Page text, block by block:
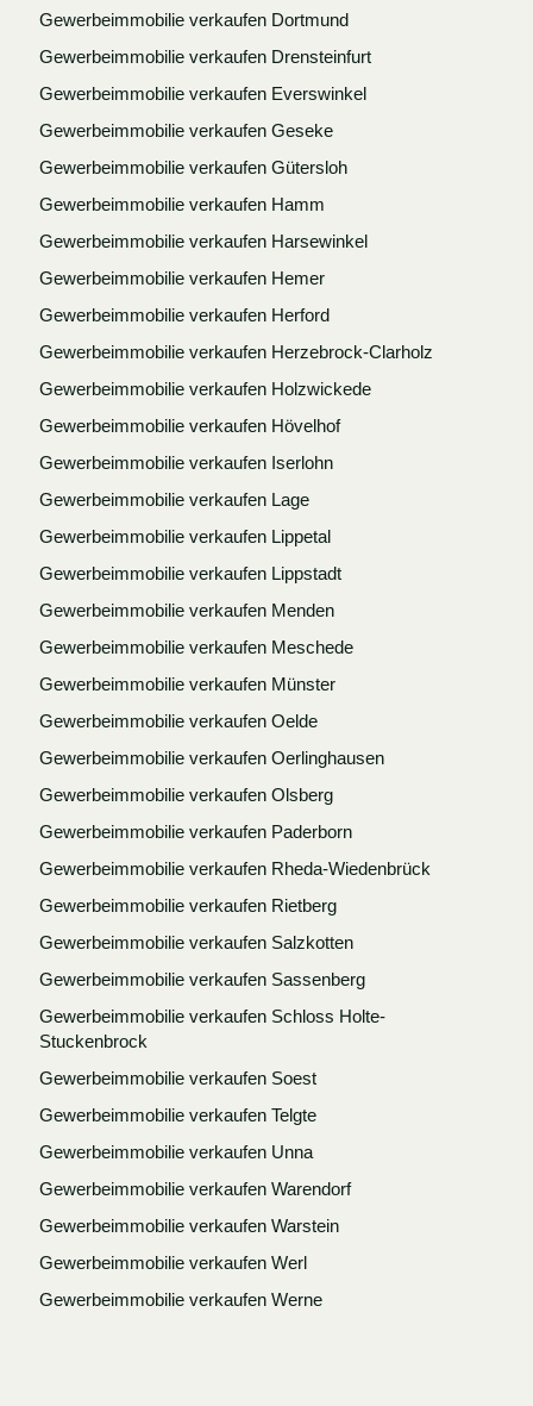
Gewerbeimmobilie verkaufen Dortmund
Gewerbeimmobilie verkaufen Drensteinfurt
Gewerbeimmobilie verkaufen Everswinkel
Gewerbeimmobilie verkaufen Geseke
Gewerbeimmobilie verkaufen Gütersloh
Gewerbeimmobilie verkaufen Hamm
Gewerbeimmobilie verkaufen Harsewinkel
Gewerbeimmobilie verkaufen Hemer
Gewerbeimmobilie verkaufen Herford
Gewerbeimmobilie verkaufen Herzebrock-Clarholz
Gewerbeimmobilie verkaufen Holzwickede
Gewerbeimmobilie verkaufen Hövelhof
Gewerbeimmobilie verkaufen Iserlohn
Gewerbeimmobilie verkaufen Lage
Gewerbeimmobilie verkaufen Lippetal
Gewerbeimmobilie verkaufen Lippstadt
Gewerbeimmobilie verkaufen Menden
Gewerbeimmobilie verkaufen Meschede
Gewerbeimmobilie verkaufen Münster
Gewerbeimmobilie verkaufen Oelde
Gewerbeimmobilie verkaufen Oerlinghausen
Gewerbeimmobilie verkaufen Olsberg
Gewerbeimmobilie verkaufen Paderborn
Gewerbeimmobilie verkaufen Rheda-Wiedenbrück
Gewerbeimmobilie verkaufen Rietberg
Gewerbeimmobilie verkaufen Salzkotten
Gewerbeimmobilie verkaufen Sassenberg
Gewerbeimmobilie verkaufen Schloss Holte-
Stuckenbrock
Gewerbeimmobilie verkaufen Soest
Gewerbeimmobilie verkaufen Telgte
Gewerbeimmobilie verkaufen Unna
Gewerbeimmobilie verkaufen Warendorf
Gewerbeimmobilie verkaufen Warstein
Gewerbeimmobilie verkaufen Werl
Gewerbeimmobilie verkaufen Werne